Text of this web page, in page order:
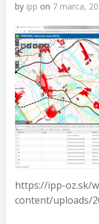
by ipp on 7 marca,
https://ipp-oz.sk/
content/uploads/